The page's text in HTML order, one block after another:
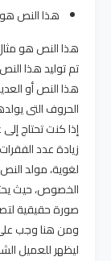
هذا النص
هذا النص هو
تم توليد هذا
هذا النص أو
الحروف التى
إذا كنت تحتاج
زيادة عدد
لغوية، مولد
الخصوص، حيث
صورة حقيقية
ومن هنا وجب
ليظهر للعميل